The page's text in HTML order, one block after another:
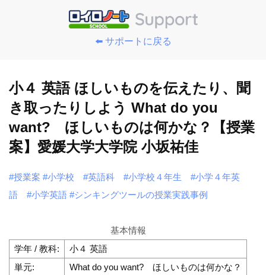
⬅️ サポートに戻る
小４ 英語 ほしいものを伝えたり、聞
き取ったりしよう What do you
want? ほしいものは何かな？【授業
案】愛媛大学大学院 小坂祐佳
#授業案 #小学校 #英語科 #小学校４年生
#小学４年英
語
#小学英語 #シンキングツールの授業実践事例
基本情報
学年 / 教科:
小４ 英語
単元:
What do you want? ほしいものは何かな？